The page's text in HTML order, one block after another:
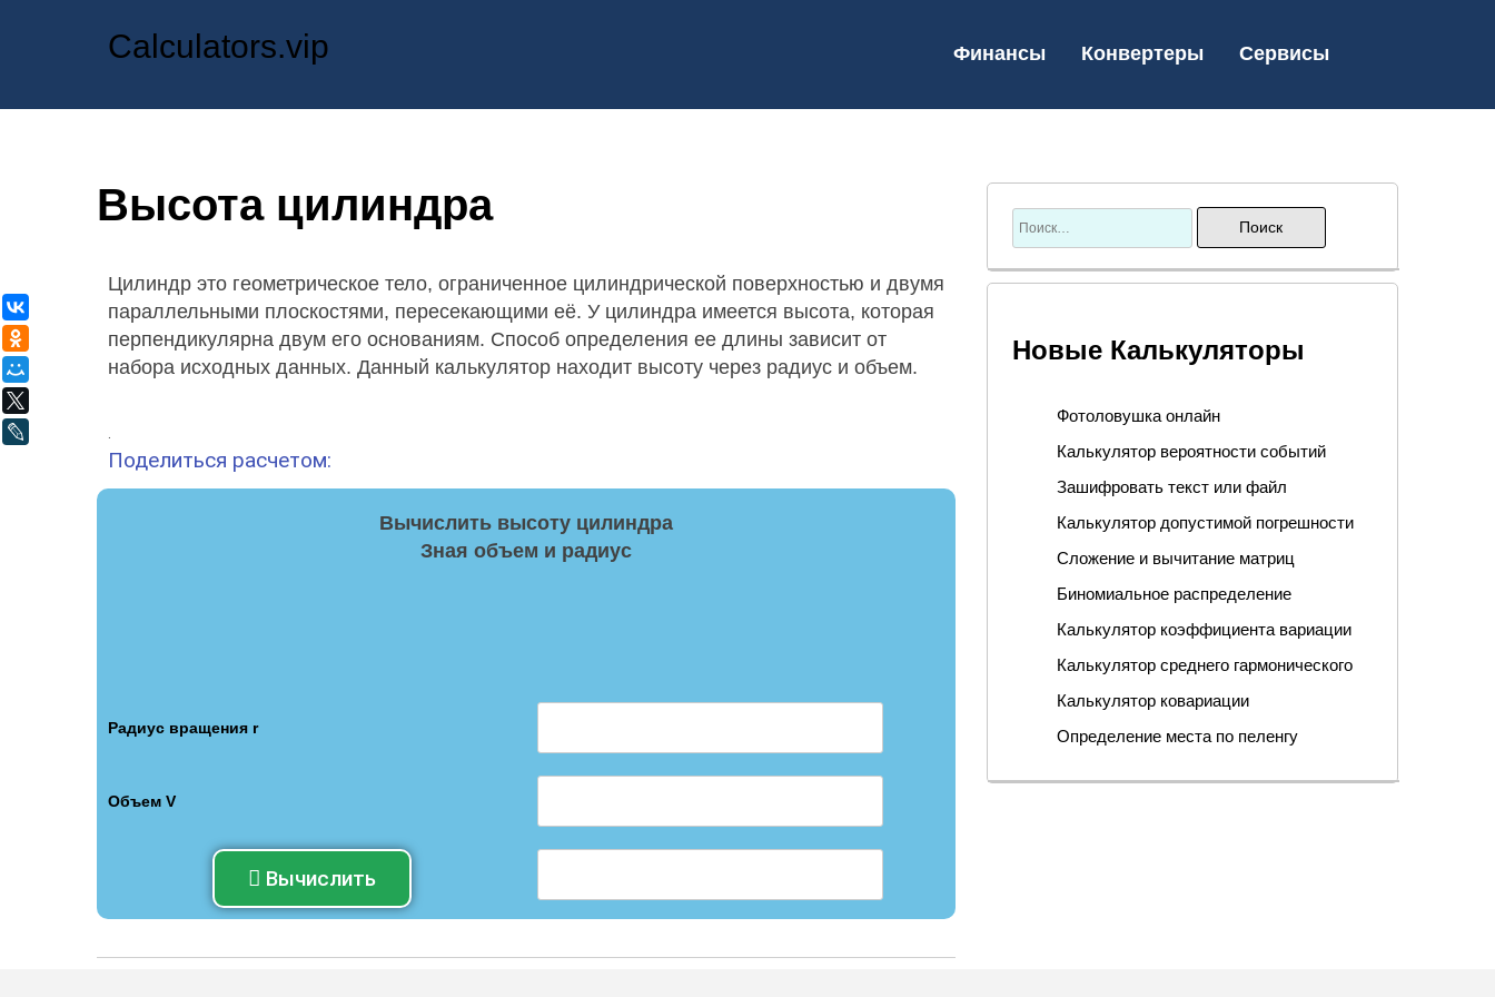
Calculators.vip Финансы Конвертеры Сервисы
Высота цилиндра
Цилиндр это геометрическое тело, ограниченное цилиндрической поверхностью и двумя
параллельными плоскостями, пересекающими её. У цилиндра имеется высота, которая
перпендикулярна двум его основаниям. Способ определения ее длины зависит от
набора исходных данных. Данный калькулятор находит высоту через радиус и объем.
Поделиться расчетом:
Вычислить высоту цилиндра
Зная объем и радиус
Радиус вращения r
Объем V
Вычислить
Новые Калькуляторы
Фотоловушка онлайн
Калькулятор вероятности событий
Зашифровать текст или файл
Калькулятор допустимой погрешности
Сложение и вычитание матриц
Биномиальное распределение
Калькулятор коэффициента вариации
Калькулятор среднего гармонического
Калькулятор ковариации
Определение места по пеленгу
ВКонтакте
Одноклассники